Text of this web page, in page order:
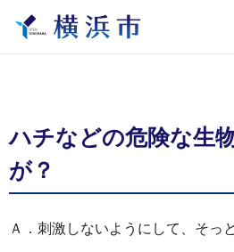
ハチなどの危険な生
が？
Ａ．刺激しないようにして、そっ